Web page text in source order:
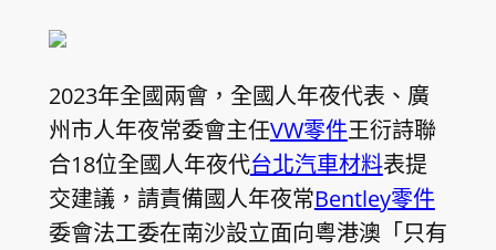
2023年全國兩會，全國人年夜代表、廣
州市人年夜常委會主任VW零件王衍詩聯
合18位全國人年夜代台北汽車材料表提
交建議，請責備國人年夜常Bentley零件
委會法工委在南沙設立面向粵港澳「只有